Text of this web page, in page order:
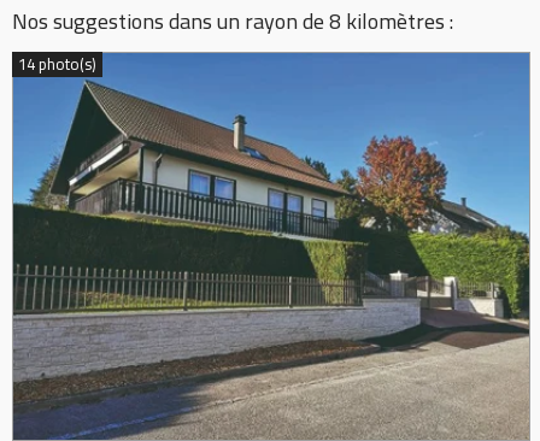
Nos suggestions dans un rayon de 8 kilomètres :
14 photo(s)